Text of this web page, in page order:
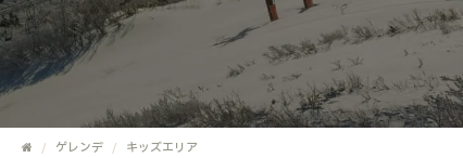
ゲレンデ キッズエリア